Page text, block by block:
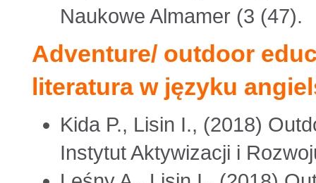
Naukowe Almamer (3 (47).
Adventure/ outdoor
literatura w języku
Kida P., Lisin I., (2018)
Instytut Aktywizacji i